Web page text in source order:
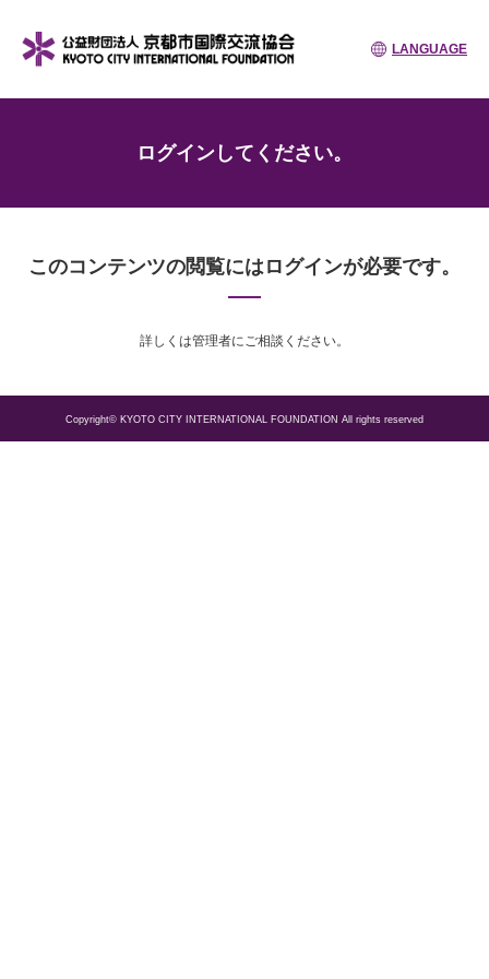
LANGUAGE
ログインしてください。
このコンテンツの閲覧にはログインが必要です。
詳しくは管理者にご相談ください。
Copyright© KYOTO CITY INTERNATIONAL FOUNDATION All rights reserved